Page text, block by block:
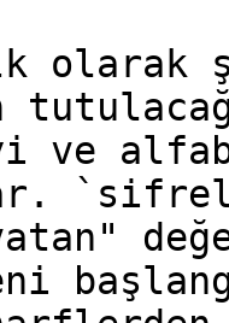
olarak
ve